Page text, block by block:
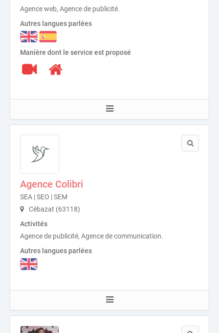
Agence web, Agence de publicité.
Autres langues parlées
Manière dont le service est proposé
Agence Colibri
SEA | SEO | SEM
Cébazat (63118)
Activités
Agence de publicité, Agence de communication.
Autres langues parlées